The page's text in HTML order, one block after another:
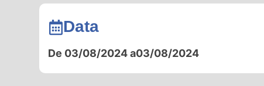
Data
De 03/08/2024 a03/08/2024